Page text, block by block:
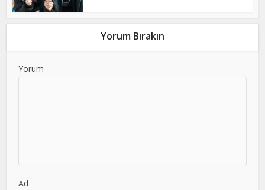
Yorum Bırakın
Yorum
Ad